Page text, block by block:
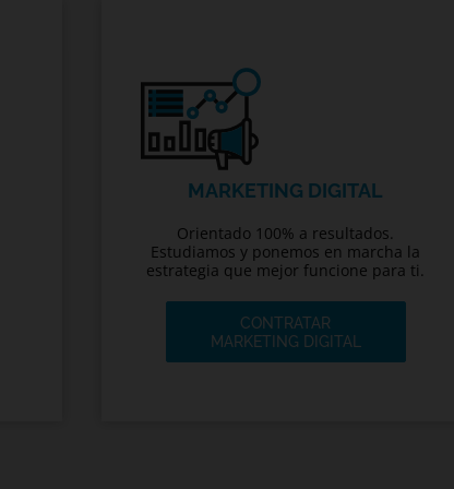
MARKETING DIGITAL
Orientado 100% a resultados.
Estudiamos y ponemos en marcha la
estrategia que mejor funcione para ti.
CONTRATAR
MARKETING DIGITAL